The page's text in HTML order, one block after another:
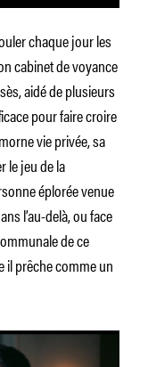
chaque jour les
cabinet de voyance
aidé de plusieurs
pour faire croire
vie privée, sa
le jeu de la
éplorée venue
l’au-delà, ou face
de ce
il prêche comme un